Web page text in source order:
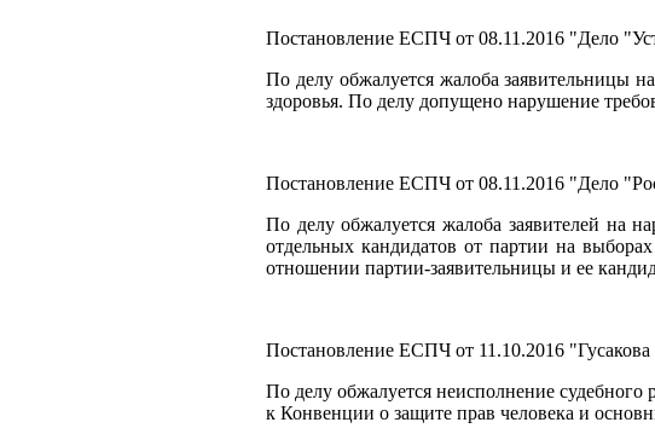
Постановление ЕСПЧ от 08.11.2016 "Дело
По делу обжалуется жалоба заявительницы
здоровья. По делу допущено нарушение
Постановление ЕСПЧ от 08.11.2016 "Дело
По делу обжалуется жалоба заявителей на
отдельных кандидатов от партии на
отношении партии-заявительницы и ее
Постановление ЕСПЧ от 11.10.2016
По делу обжалуется неисполнение
к Конвенции о защите прав человека и